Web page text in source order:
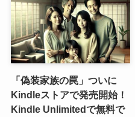
「偽装家族の罠」ついに
Kindleストアで発売開始！
Kindle Unlimitedで無料で